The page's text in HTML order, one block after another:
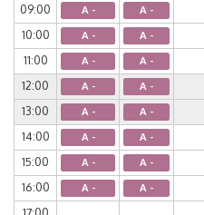
09:00 A - A -
10:00 A - A -
11:00 A - A -
12:00 A - A -
13:00 A - A -
14:00 A - A -
15:00 A - A -
16:00 A - A -